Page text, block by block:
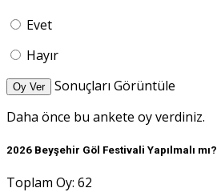
Evet
Hayır
Oy Ver
Sonuçları Görüntüle
Daha önce bu ankete oy verdiniz.
2026 Beyşehir Göl Festivali Yapılmalı mı?
Toplam Oy: 62